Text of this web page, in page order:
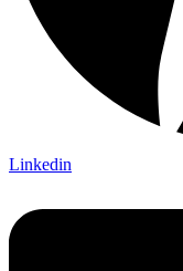
Linkedin